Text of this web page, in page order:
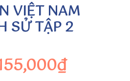
VIỆT NAM
SỬ TẬP 2
price
₫